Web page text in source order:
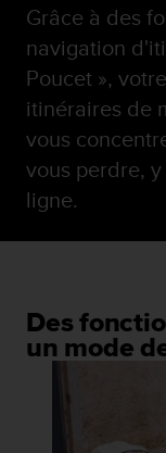
Grâce à des
navigation
Poucet »,
itinéraires de
vous
vous perdre,
ligne.
Des
un mode